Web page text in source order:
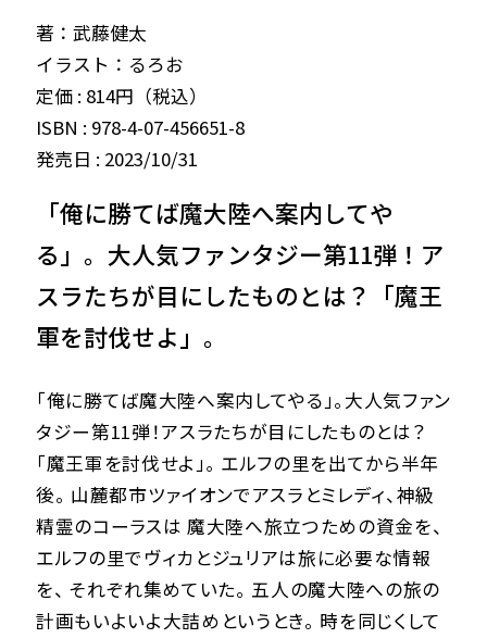
著：武藤健太
イラスト：るろお
定価 : 814円（税込）
ISBN : 978-4-07-456651-8
発売日 : 2023/10/31
「俺に勝てば魔大陸へ案内してや
る」。大人気ファンタジー第11弾！ア
スラたちが目にしたものとは？「魔王
軍を討伐せよ」｡
「俺に勝てば魔大陸へ案内してやる」。大人気ファン
タジー第11弾！アスラたちが目にしたものとは？
「魔王軍を討伐せよ」｡ エルフの里を出てから半年
後。 山麓都市ツァイオンでアスラとミレディ、神級
精霊のコーラスは 魔大陸へ旅立つための資金を、
エルフの里でヴィカとジュリアは旅に必要な情報
を、 それぞれ集めていた。 五人の魔大陸への旅の
計画もいよいよ大詰めというとき。 時を同じくして